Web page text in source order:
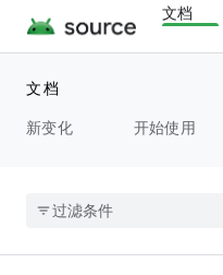
文档
文档
新变化
开始使用